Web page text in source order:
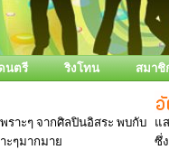
นตรี ริงโทน สมาชิ
ราะๆ จากศิลปินอิสระ พบกับ
ะๆมากมาย
แ
ซึ่